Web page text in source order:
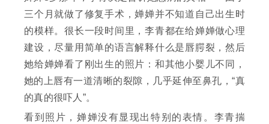
三个月就做了修复手术，婵婵并不知道自己出生时
的模样。很长一段时间里，李青都在给婵婵做心理
建设，尽量用简单的语言解释什么是唇腭裂，然后
她给婵婵看了刚出生的照片：和其他小婴儿不同，
她的上唇有一道清晰的裂隙，几乎延伸至鼻孔，“真
的真的很吓人”。
看到照片，婵婵没有显现出特别的表情。李青揣